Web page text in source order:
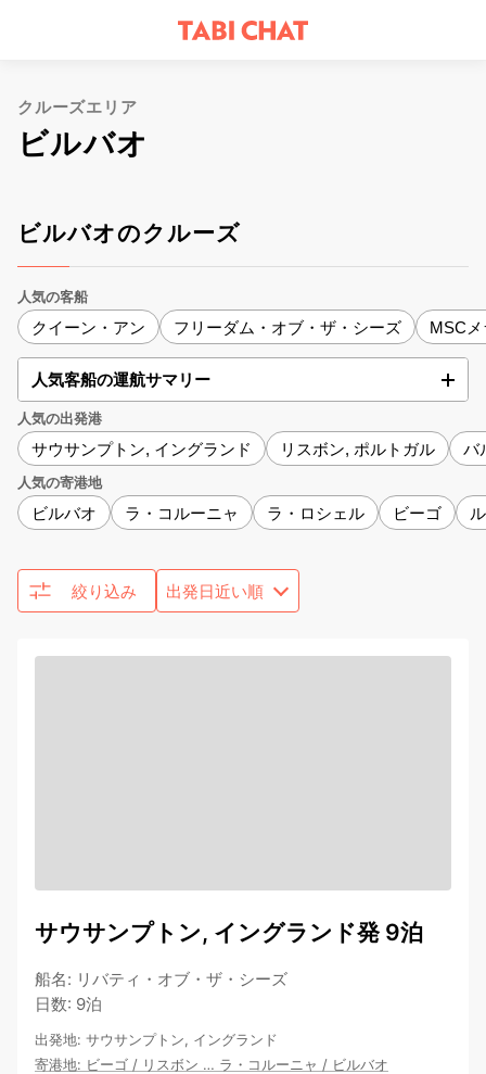
クルーズエリア
ビルバオ
ビルバオのクルーズ
人気の客船
クイーン・アン フリーダム・オブ・ザ・シーズ MSC
人気客船の運航サマリー
人気の出発港
サウサンプトン, イングランド リスボン, ポルトガル バ
人気の寄港地
ビルバオ ラ・コルーニャ ラ・ロシェル ビーゴ
絞り込み
サウサンプトン, イングランド発 9泊
船名: リバティ・オブ・ザ・シーズ
日数: 9泊
出発地: サウサンプトン, イングランド
寄港地: ビーゴ / リスボン … ラ・コルーニャ / ビルバオ